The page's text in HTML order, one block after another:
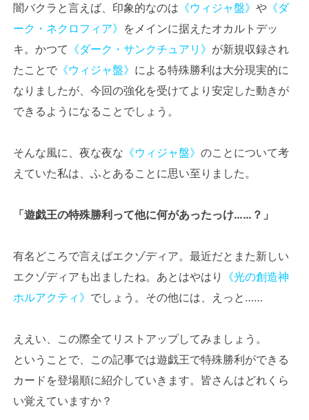
闇バクラと言えば、印象的なのは 《ウィジャ盤》 や 《ダ
ーク・ネクロフィア》 をメインに据えたオカルトデッ
キ。かつて 《ダーク・サンクチュアリ》 が新規収録され
たことで 《ウィジャ盤》 による特殊勝利は大分現実的に
なりましたが、今回の強化を受けてより安定した動きが
できるようになることでしょう。
そんな風に、夜な夜な 《ウィジャ盤》 のことについて考
えていた私は、ふとあることに思い至りました。
「遊戯王の特殊勝利って他に何があったっけ……？」
有名どころで言えばエクゾディア。最近だとまた新しい
エクゾディアも出ましたね。あとはやはり
《光の創造神
ホルアクティ》 でしょう。その他には、えっと……
ええい、この際全てリストアップしてみましょう。
ということで、この記事では遊戯王で特殊勝利ができる
カードを登場順に紹介していきます。皆さんはどれくら
い覚えていますか？